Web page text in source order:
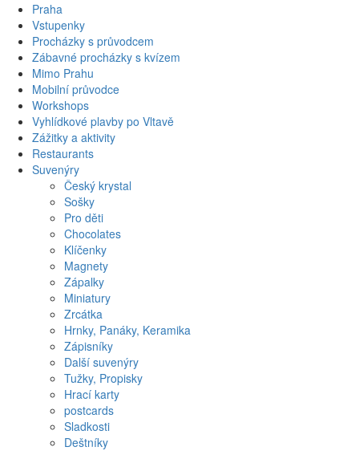
Praha
Vstupenky
Procházky s průvodcem
Zábavné procházky s kvízem
Mimo Prahu
Mobilní průvodce
Workshops
Vyhlídkové plavby po Vltavě
Zážitky a aktivity
Restaurants
Suvenýry
Český krystal
Sošky
Pro děti
Chocolates
Klíčenky
Magnety
Zápalky
Miniatury
Zrcátka
Hrnky, Panáky, Keramika
Zápisníky
Další suvenýry
Tužky, Propisky
Hrací karty
postcards
Sladkosti
Deštníky